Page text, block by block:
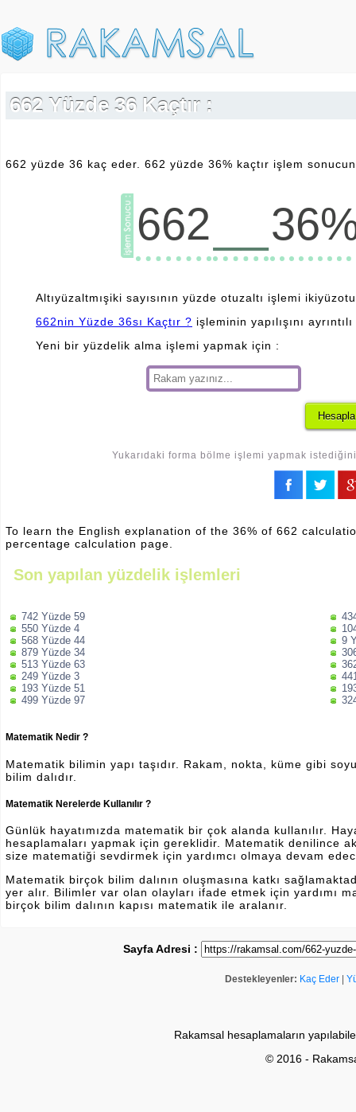
662 Yüzde 36 Kaçtır :
662 yüzde 36 kaç eder. 662 yüzde 36% kaçtır işlem
662
Altıyüzaltmışiki sayısının yüzde otuzaltı işlemi
662nin Yüzde 36sı Kaçtır ? işleminin yapılışını
Yeni bir yüzdelik alma işlemi yapmak için :
Yukarıdaki forma bölme işlemi yapmak
To learn the English explanation of the 36% of 662
percentage calculation page.
Son yapılan yüzdelik işlemleri
742 Yüzde 59
550 Yüzde 4
568 Yüzde 44
879 Yüzde 34
513 Yüzde 63
249 Yüzde 3
193 Yüzde 51
499 Yüzde 97
9
Matematik Nedir ?
Matematik bilimin yapı taşıdır. Rakam, nokta, küme gibi
bilim dalıdır.
Matematik Nerelerde Kullanılır ?
Günlük hayatımızda matematik bir çok alanda kullanılır.
hesaplamaları yapmak için gereklidir. Matematik denilince
size matematiği sevdirmek için yardımcı olmaya devam
Matematik birçok bilim dalının oluşmasına katkı
yer alır. Bilimler var olan olayları ifade etmek için yardımı
birçok bilim dalının kapısı matematik ile aralanır.
Sayfa Adresi :
Destekleyenler: Kaç Eder
Rakamsal hesaplamaların
© 2016 -